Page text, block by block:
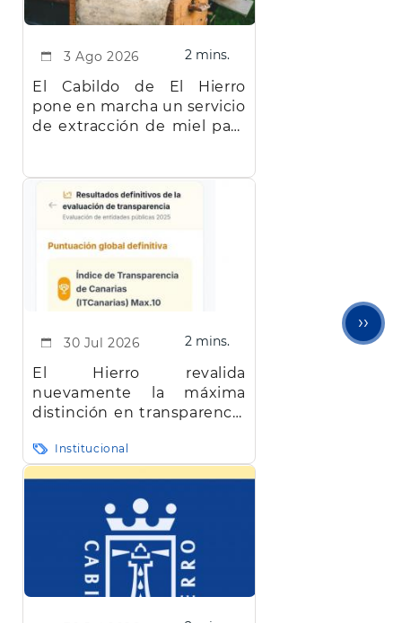
3 Ago 2026 2 mins.
El Cabildo de El Hierro
pone en marcha un servicio
de extracción de miel para
30 Jul 2026 2 mins.
El Hierro revalida
nuevamente la máxima
distinción en transparencia
Institucional
››